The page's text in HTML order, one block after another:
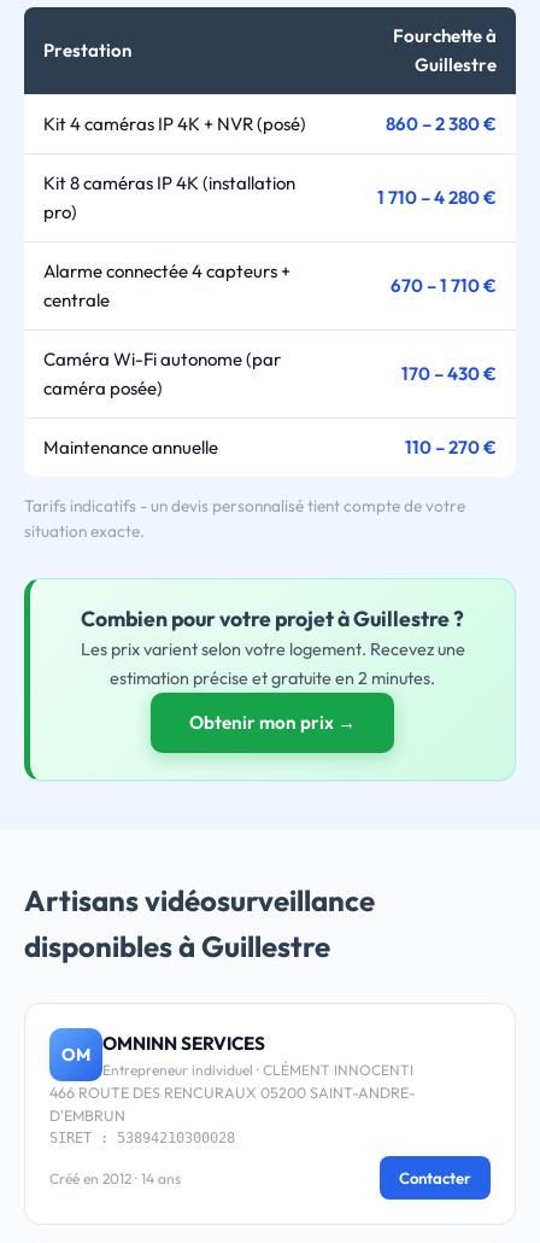
Prestation
Fourchette à
Guillestre
Kit 4 caméras IP 4K + NVR (posé) 860 – 2 380 €
Kit 8 caméras IP 4K (installation
pro)
1 710 – 4 280 €
Alarme connectée 4 capteurs +
centrale
670 – 1 710 €
Caméra Wi-Fi autonome (par
caméra posée)
170 – 430 €
Maintenance annuelle 110 – 270 €
Tarifs indicatifs - un devis personnalisé tient compte de votre
situation exacte.
Combien pourvotreprojet à Guillestre ?
Les prix varient selon votre logement. Recevez une
estimation précise et gratuite en 2 minutes.
Obtenir mon prix →
Artisans vidéosurveillance
disponibles à Guillestre
OM OMNINN SERVICES
Entrepreneur individuel · CLÉMENT INNOCENTI
466 ROUTE DES RENCURAUX 05200 SAINT-ANDRE-
D'EMBRUN
SIRET : 53894210300028
Créé en 2012 · 14 ans Contacter